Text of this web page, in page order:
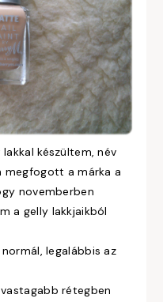
készültem, név
megfogott a márka a
novemberben
a gelly lakkjaikból
legalábbis az
rétegben